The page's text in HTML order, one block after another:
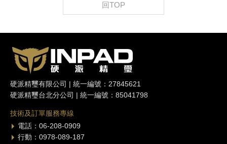
回TOP
硬派精璽有限公司 | 統一編號：27845621
硬派精璽台北分公司 | 統一編號：85041798
技術及訂單服務專線
電話：06-208-0909
行動：0978-089-187